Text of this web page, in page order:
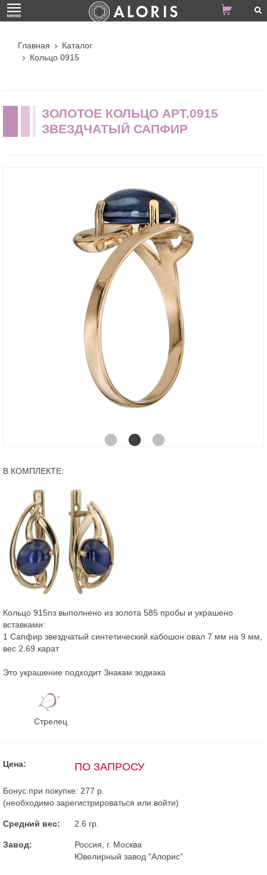
Главная
Каталог
Кольцо 0915
ЗОЛОТОЕ КОЛЬЦО АРТ.0915
ЗВЕЗДЧАТЫЙ САПФИР
В КОМПЛЕКТЕ:
Кольцо 915пз выполнено из золота 585 пробы и украшено
вставками:
1 Сапфир звездчатый синтетический кабошон овал 7 мм на 9 мм,
вес 2.69 карат
Это украшение подходит Знакам зодиака
Стрелец
Цена: ПО ЗАПРОСУ
Бонус при покупке: 277 р.
(необходимо зарегистрироваться или войти)
Средний вес: 2.6 гр.
Завод:
Россия, г. Москва
Ювелирный завод "Алорис"